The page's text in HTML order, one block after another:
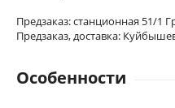
Предзаказ: станционная 51/1
Предзаказ, доставка:
Особенности